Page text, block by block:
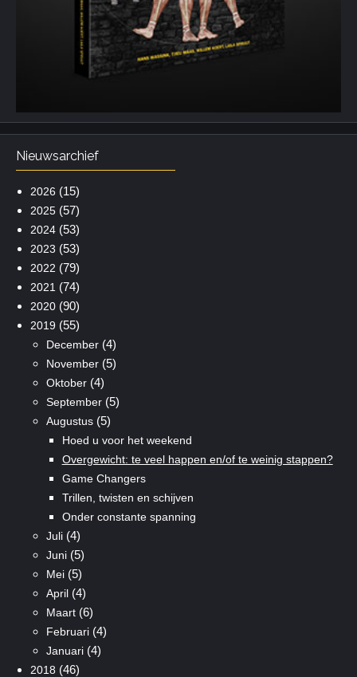
Nieuwsarchief
2026 (15)
2025(57)
2024(53)
2023 (53)
2022 (79)
2021 (74)
2020(90)
2019 (55)
December(4)
November(5)
Oktober(4)
September(5)
Augustus(5)
Hoed u voor het weekend
Overgewicht: te veel happen en/of te weinig stappen?
Game Changers
Trillen, twisten en schijven
Onder constante spanning
Juli(4)
Juni(5)
Mei(5)
April(4)
Maart(6)
Februari(4)
Januari(4)
2018 (46)